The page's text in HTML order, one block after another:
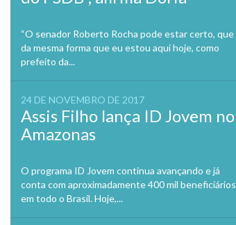
“O senador Roberto Rocha pode estar certo, que
da mesma forma que eu estou aqui hoje, como
prefeito da...
24 DE NOVEMBRO DE 2017
Assis Filho lança ID Jovem no
Amazonas
O programa ID Jovem continua avançando e já
conta com aproximadamente 400 mil beneficiários
em todo o Brasil. Hoje,...